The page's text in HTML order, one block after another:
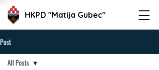
HKPD "Matija Gubec"
Post
All Posts